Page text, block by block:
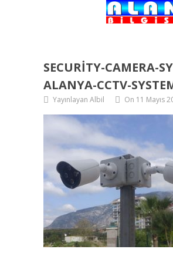
SECURITY-CAMERA-
ALANYA-CCTV-
Yayınlayan Albil On 11 Mayıs